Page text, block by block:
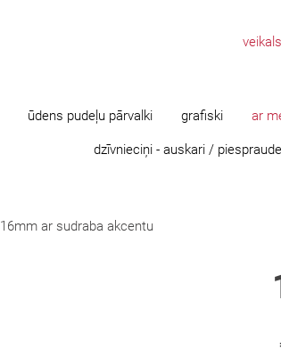
veikals
ūdens pudeļu pārvalki grafiski ar
dzīvnieciņi - auskari /
16mm ar sudraba akcentu